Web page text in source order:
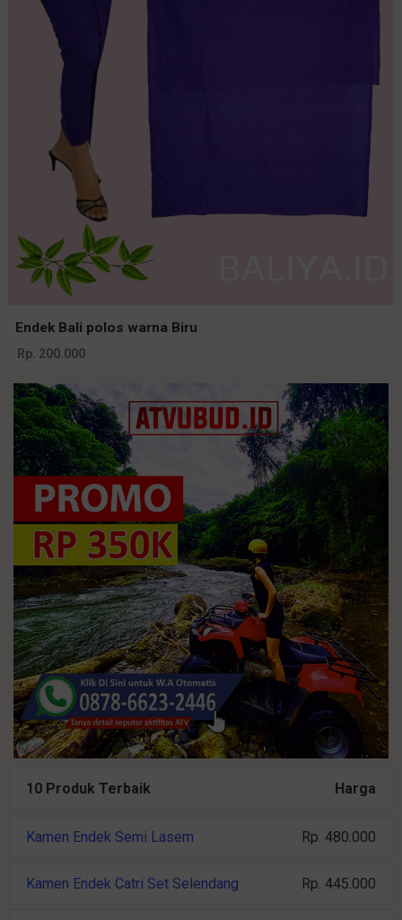
Endek Bali polos warna Biru
Rp. 200.000
10 Produk Terbaik Harga
Kamen Endek Semi Lasem Rp. 480.000
Kamen Endek Catri Set Selendang Rp. 445.000